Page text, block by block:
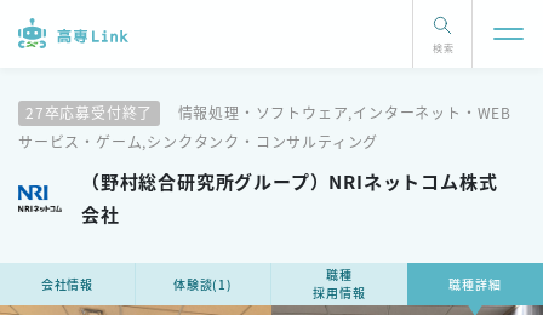
検索
（野村総合研究所グループ）NRIネットコム株式
会社
27卒応募受付終了
情報処理・ソフトウェア,インターネット・WEB
サービス・ゲーム,シンクタンク・コンサルティング
会社情報 体験談(1)
職種
採用情報
職種詳細